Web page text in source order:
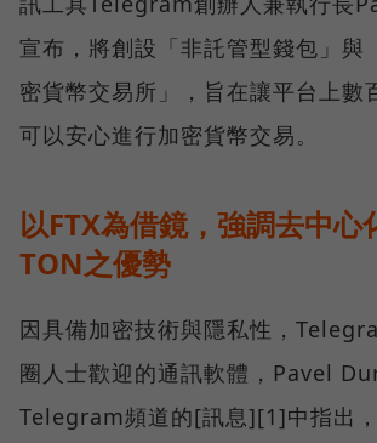
宣布，將創設「非託管型錢包」與
密貨幣交易所」，旨在讓平台上數
可以安心進行加密貨幣交易。
以FTX為借鏡，強調去中心
TON之優勢
因具備加密技術與隱私性，
圈人士歡迎的通訊軟體，Pavel
Telegram頻道的[訊息][1]中指出